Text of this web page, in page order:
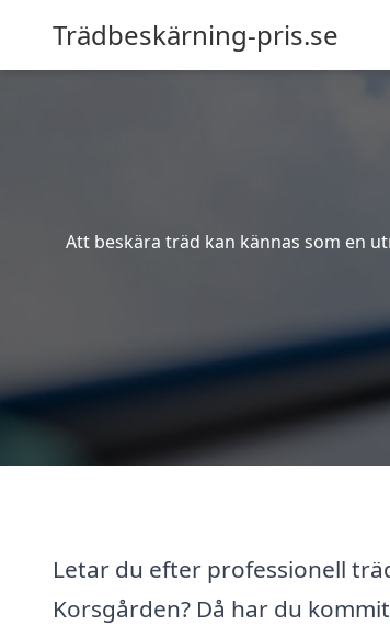
Trädbeskärning-pris.se
Att beskära träd kan kännas som en
Letar du efter professionell
Korsgården? Då har du